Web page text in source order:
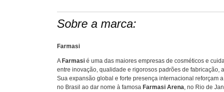
Sobre a marca:
Farmasi
A Farmasi é uma das maiores empresas de cosméticos e
entre inovação, qualidade e rigorosos padrões de
Sua expansão global e forte presença internacional reforçam
no Brasil ao dar nome à famosa Farmasi Arena, no Rio de